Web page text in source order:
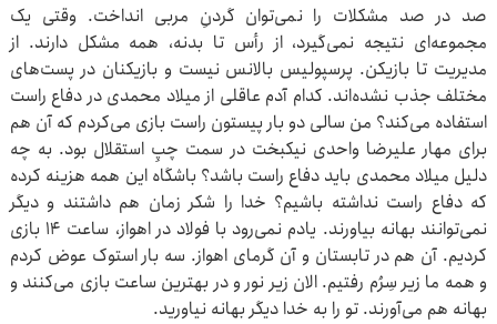
صد در صد مشکلات را نمی‌توان گردنِ مربی انداخت. وقتی یک
مجموعه‌ای نتیجه نمی‌گیرد، از رأس تا بدنه، همه مشکل دارند. از
مدیریت تا بازیکن. پرسپولیس بالانس نیست و بازیکنان در پست‌های
مختلف جذب نشده‌اند. کدام آدم عاقلی از میلاد محمدی در دفاع راست
استفاده می‌کند؟ من سالی دو بار پیستون راست بازی می‌کردم که آن هم
برای مهار علیرضا واحدی نیکبخت در سمت چپِ استقلال بود. به چه
دلیل میلاد محمدی باید دفاع راست باشد؟ باشگاه این همه هزینه کرده
که دفاع راست نداشته باشیم؟ خدا را شکر زمان هم داشتند و دیگر
نمی‌توانند بهانه بیاورند. یادم نمی‌رود با فولاد در اهواز، ساعت ۱۴ بازی
کردیم. آن هم در تابستان و آن گرمای اهواز. سه بار استوک عوض کردم
و همه ما زیر سِرُم رفتیم. الان زیر نور و در بهترین ساعت بازی می‌کنند و
بهانه هم می‌آورند. تو را به خدا دیگر بهانه نیاورید.